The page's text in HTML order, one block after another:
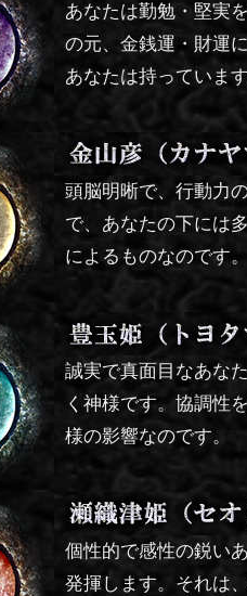
あなたは勤勉・堅実
の元、金銭運・財運
あなたは持っています
頭脳明晰で、行動力
で、あなたの下には
によるものなのです。
誠実で真面目なあな
く神様です。協調性
様の影響なのです。
個性的で感性の鋭い
発揮します。それは